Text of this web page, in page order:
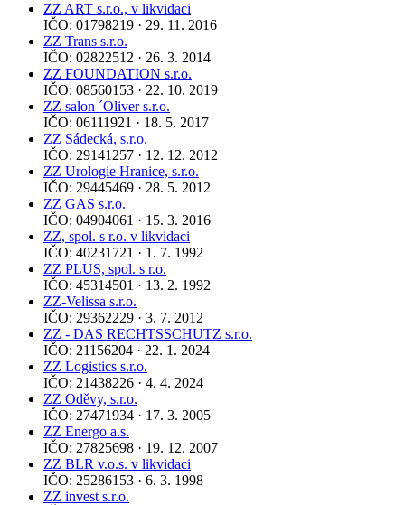
ZZ ART s.r.o., v likvidaci
IČO: 01798219 · 29. 11. 2016
ZZ Trans s.r.o.
IČO: 02822512 · 26. 3. 2014
ZZ FOUNDATION s.r.o.
IČO: 08560153 · 22. 10. 2019
ZZ salon ´Oliver s.r.o.
IČO: 06111921 · 18. 5. 2017
ZZ Sádecká, s.r.o.
IČO: 29141257 · 12. 12. 2012
ZZ Urologie Hranice, s.r.o.
IČO: 29445469 · 28. 5. 2012
ZZ GAS s.r.o.
IČO: 04904061 · 15. 3. 2016
ZZ, spol. s r.o. v likvidaci
IČO: 40231721 · 1. 7. 1992
ZZ PLUS, spol. s r.o.
IČO: 45314501 · 13. 2. 1992
ZZ-Velissa s.r.o.
IČO: 29362229 · 3. 7. 2012
ZZ - DAS RECHTSSCHUTZ s.r.o.
IČO: 21156204 · 22. 1. 2024
ZZ Logistics s.r.o.
IČO: 21438226 · 4. 4. 2024
ZZ Oděvy, s.r.o.
IČO: 27471934 · 17. 3. 2005
ZZ Energo a.s.
IČO: 27825698 · 19. 12. 2007
ZZ BLR v.o.s. v likvidaci
IČO: 25286153 · 6. 3. 1998
ZZ invest s.r.o.